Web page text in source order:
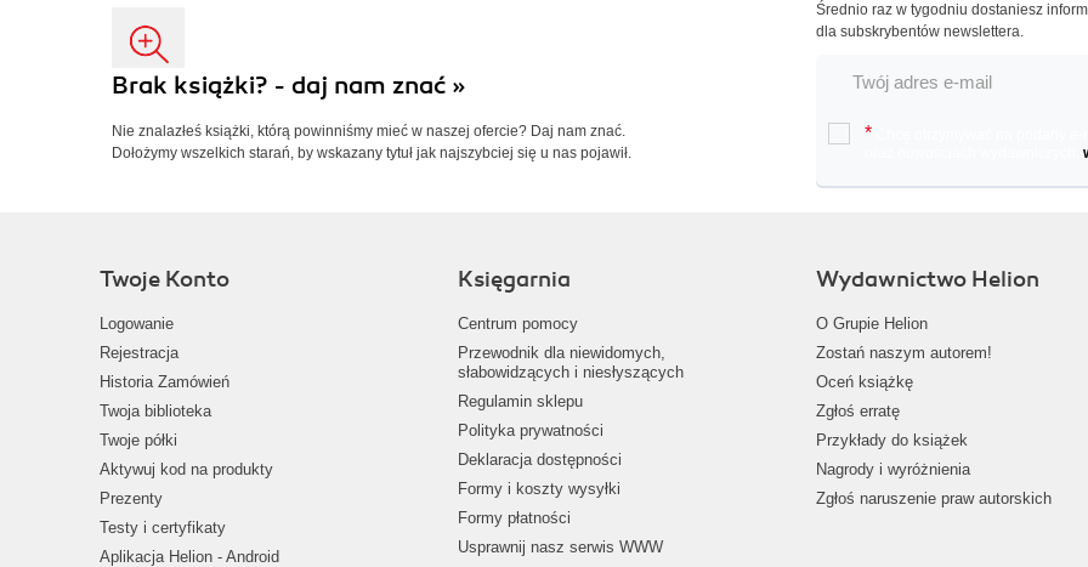
Brak książki? - daj nam znać »
Nie znalazłeś książki, którą powinniśmy mieć w naszej ofercie? Daj nam znać.
Dołożymy wszelkich starań, by wskazany tytuł jak najszybciej się u nas pojawił.
Średnio raz w tygodniu dostaniesz
dla subskrybentów newslettera.
*
Twoje Konto
Logowanie
Rejestracja
Historia Zamówień
Twoja biblioteka
Twoje półki
Aktywuj kod na produkty
Prezenty
Testy i certyfikaty
Aplikacja Helion - Android
Księgarnia
Centrum pomocy
Przewodnik dla niewidomych,
słabowidzących i niesłyszących
Regulamin sklepu
Polityka prywatności
Deklaracja dostępności
Formy i koszty wysyłki
Formy płatności
Usprawnij nasz serwis WWW
Wydawnictwo Helion
O Grupie Helion
Zostań naszym autorem!
Oceń książkę
Zgłoś erratę
Przykłady do książek
Nagrody i wyróżnienia
Zgłoś naruszenie praw autorskich